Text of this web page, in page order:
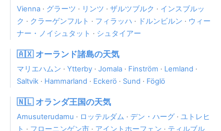
Vienna · グラーツ · リンツ · ザルツブルク · インスブルッ
ク · クラーゲンフルト · フィラッハ · ドルンビルン · ウィー
ナー・ノイシュタット · シュタイアー
🇦🇽 オーランド諸島の天気
マリエハムン · Ytterby · Jomala · Finström · Lemland ·
Saltvik · Hammarland · Eckerö · Sund · Föglö
🇳🇱 オランダ王国の天気
Amusuterudamu · ロッテルダム · デン・ハーグ · ユトレヒ
ト · フローニンゲン市 · アイントホーフェン · ティルブル